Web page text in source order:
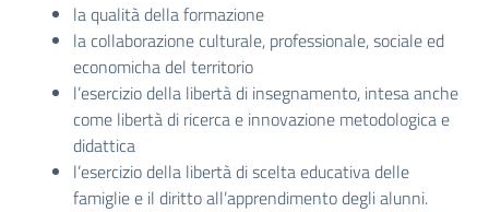
la qualità della formazione
la collaborazione culturale, professionale, sociale ed
economicha del territorio
l’esercizio della libertà di insegnamento, intesa anche
come libertà di ricerca e innovazione metodologica e
didattica
l’esercizio della libertà di scelta educativa delle
famiglie e il diritto all’apprendimento degli alunni.